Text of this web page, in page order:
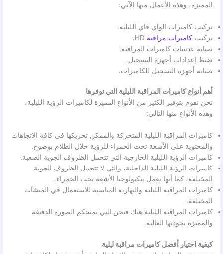
المميزة، وهذه الأعمال منها الآتي:
تركيب كاميرات الواي فاي الليلية.
تركيبكاميرات مراقبة
صيانة عدسات كاميرات المراقبة.
ضبط إعدادات أجهزة التسجيل.
صيانة أجهزة التسجيل للكاميرات.
أهم أنواع كاميرات المراقبة الليلية التي نوفرها
نحن نقوم بتوفير الكثير من الأنواع المميزة لكاميرات الرؤية الليلية،
وهذه الأنواع منها التالي:
كاميرات المراقبة الليلية المتحركة والممكن تحريكها في كافة الاتجاهات
والمحتوية على الأشعة تحت الحمراء للرؤية خلال الظلام بوضوح.
كاميرات الرؤية الليلية الخارجية التي تتحمل الظروف الجوية الصعبة.
كاميرات الرؤية الليلية الداخلية، والتي لا تتحمل الظروف الجوية
المختلفة، كما أنها تعمل بتكنولوجيا الأشعة تحت الحمراء.
كاميرات المراقبة الليلية والنهارية المناسبة للاستعمال في المنشآت
المختلفة.
كاميرات المراقبة الليلية هيك فيجن التي تمنحكم الصورة الدقيقة
والمميزة بجودتها العالية.
كيفية اختيار أفضل كاميرات مراقبة ليلية